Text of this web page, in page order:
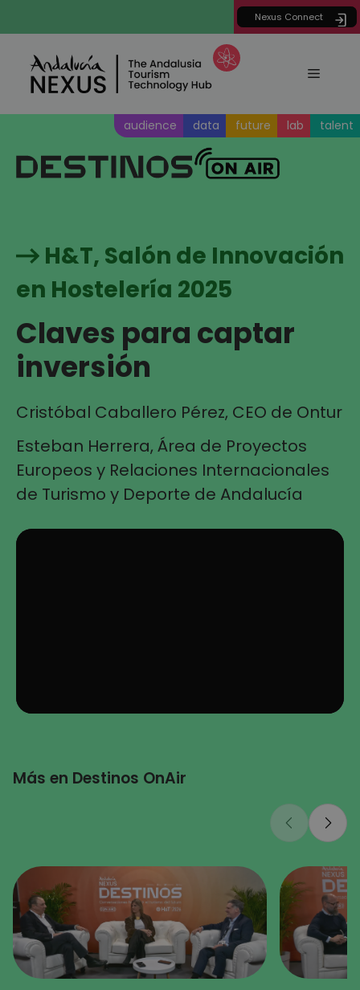
Nexus Connect
Menú
audience data future lab talent
H&T, Salón de Innovación
en Hostelería 2025
Claves para captar
inversión
Cristóbal Caballero Pérez, CEO de Ontur
Esteban Herrera, Área de Proyectos
Europeos y Relaciones Internacionales
de Turismo y Deporte de Andalucía
Más en Destinos OnAir